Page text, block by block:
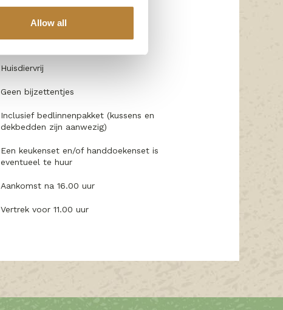
Allow all
Parkeerplek naast accommodatie
Huisdiervrij
Geen bijzettentjes
Inclusief bedlinnenpakket (kussens en
dekbedden zijn aanwezig)
Een keukenset en/of handdoekenset is
eventueel te huur
Aankomst na 16.00 uur
Vertrek voor 11.00 uur